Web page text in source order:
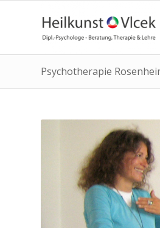
Psychotherapie